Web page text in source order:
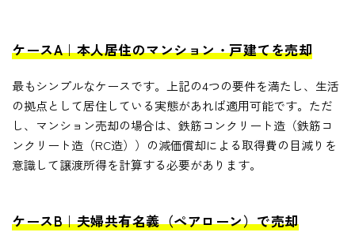
ケースA｜本人居住のマンション・戸建てを売却
最もシンプルなケースです。上記の4つの要件を満たし、生活
の拠点として居住している実態があれば適用可能です。ただ
し、マンション売却の場合は、鉄筋コンクリート造（鉄筋コ
ンクリート造（RC造））の減価償却による取得費の目減りを
意識して譲渡所得を計算する必要があります。
ケースB｜夫婦共有名義（ペアローン）で売却